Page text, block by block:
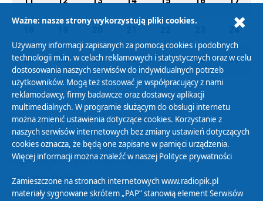
24
25 26 27 28 29 30 31
Polityka Prywatności
Zasady korzystania z Serwisu
Organizacje Pożytku Publicznego
Cyfryzacja DAB+
Polityka ochrony danych osobowych
Ważne: nasze strony wykorzystują pliki cookies.
Używamy informacji zapisanych za pomocą cookies i podobnych
technologii m.in. w celach reklamowych i statystycznych oraz w celu
dostosowania naszych serwisów do indywidualnych potrzeb
użytkowników. Mogą też stosować je współpracujący z nami
reklamodawcy, firmy badawcze oraz dostawcy aplikacji
multimedialnych. W programie służącym do obsługi internetu
można zmienić ustawienia dotyczące cookies. Korzystanie z
naszych serwisów internetowych bez zmiany ustawień dotyczących
cookies oznacza, że będą one zapisane w pamięci urządzenia.
Więcej informacji można znaleźć w naszej Polityce prywatności
Zamieszczone na stronach internetowych www.radiopik.pl
materiały sygnowane skrótem „PAP” stanowią element Serwisów